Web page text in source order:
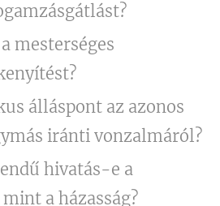
mesterséges
álláspont az azonos
iránti vonzalmáról?
hivatás-e a
a házasság?